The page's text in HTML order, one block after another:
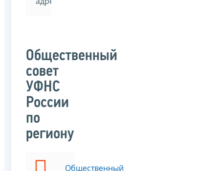
Общественный
совет
УФНС
России
по
региону
Общественный